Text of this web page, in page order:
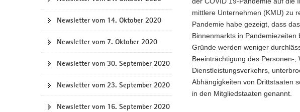
Newsletter vom 14. Oktober 2020
Newsletter vom 7. Oktober 2020
Newsletter vom 30. September 2020
Newsletter vom 23. September 2020
Newsletter vom 16. September 2020
mittlere Unternehmen (KMU) zu
Pandemie habe gezeigt, dass
Binnenmarkts in Pandemiezeiten
Gründe werden weniger
Beeinträchtigung des Personen-,
Dienstleistungsverkehrs,
Abhängigkeiten von Drittstaaten
in den Mitgliedstaaten genannt.